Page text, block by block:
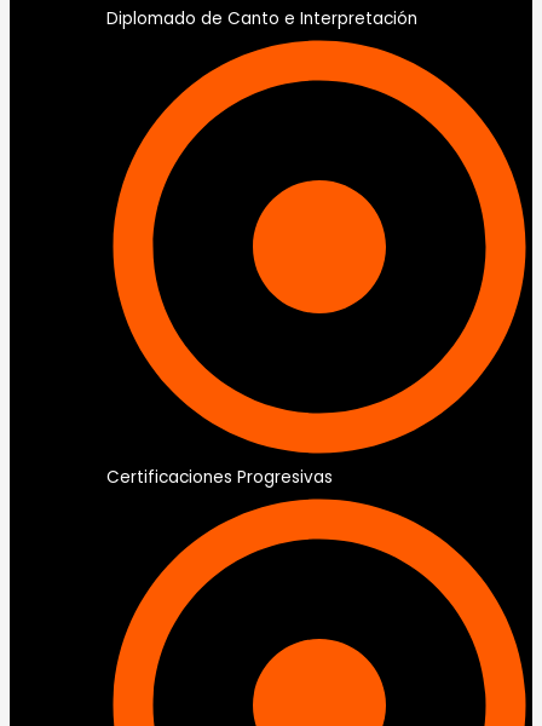
Diplomado de Canto e Interpretación
Certificaciones Progresivas